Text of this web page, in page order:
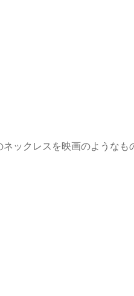
ックレスを映画のようなも